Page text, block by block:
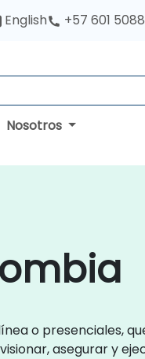
English +57 601
Nosotros
o presenciales,
asegurar y